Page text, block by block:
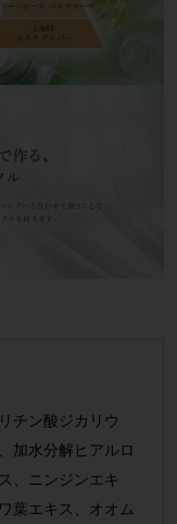
チン酸ジカリウ
加水分解ヒアルロ
、ニンジンエキ
葉エキス、オオム